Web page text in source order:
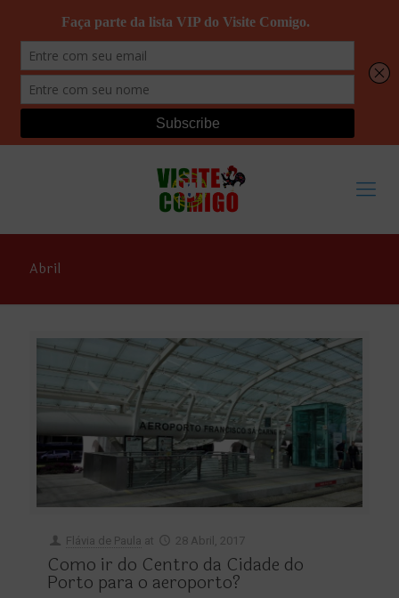
Abril
Flávia de Paula at 28 Abril, 2017
Como ir do Centro da Cidade do
Porto para o aeroporto?